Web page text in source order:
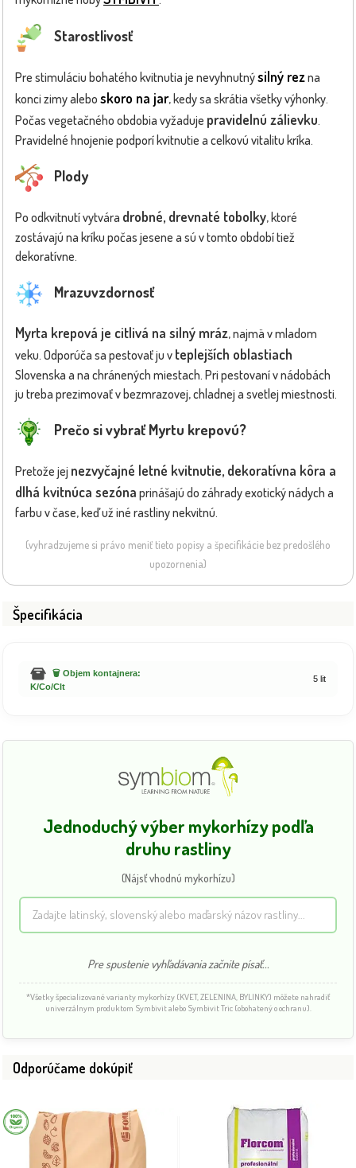
Starostlivosť
Pre stimuláciu bohatého kvitnutia je nevyhnutnýsilný rezna
konci zimy alebo skoro na jar, kedy sa skrátia všetky výhonky.
Počas vegetačného obdobia vyžaduje pravidelnú zálievku.
Pravidelné hnojenie podporí kvitnutie a celkovú vitalitu kríka.
Plody
Po odkvitnutí vytvára drobné, drevnaté tobolky, ktoré
zostávajú na kríku počas jesene a sú v tomto období tiež
dekoratívne.
Mrazuvzdornosť
Myrta krepová je citlivá na silný mráz, najmä v mladom
veku. Odporúča sa pestovať ju v teplejších oblastiach
Slovenska a na chránených miestach. Pri pestovaní v nádobách
ju treba prezimovať v bezmrazovej, chladnej a svetlej miestnosti.
Prečo si vybrať Myrtu krepovú?
Pretože jej nezvyčajné letné kvitnutie, dekoratívna kôra a
dlhá kvitnúca sezóna prinášajú do záhrady exotický nádych a
farbu v čase, keď už iné rastliny nekvitnú.
(vyhradzujeme si právo meniť tieto popisy a špecifikácie bez predošlého
upozornenia)
Špecifikácia
🗑️ Objem kontajnera:
K/Co/Clt
5 lit
Jednoduchý výber mykorhízy podľa
druhu rastliny
(Nájsť vhodnú mykorhízu)
Pre spustenie vyhľadávania začnite písať...
*Všetky špecializované varianty mykorhízy (KVET, ZELENINA, BYLINKY) môžete nahradiť
univerzálnym produktom Symbivit alebo Symbivit Tric (obohatený o ochranu).
Odporúčame dokúpiť